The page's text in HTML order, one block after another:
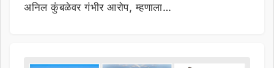
अनिल कुंबळेवर गंभीर आरोप, म्हणाला…